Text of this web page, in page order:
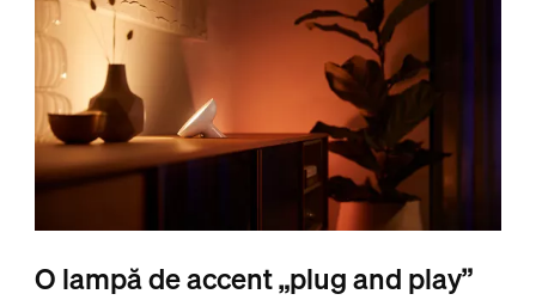
O lampă de accent „plug and play”